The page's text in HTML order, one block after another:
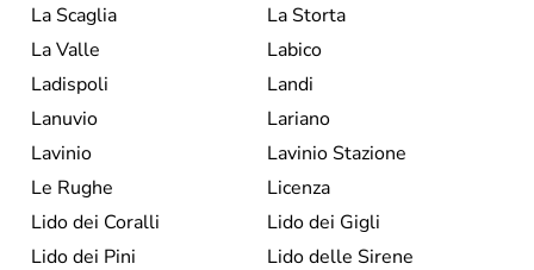
La Scaglia
La Storta
La Valle
Labico
Ladispoli
Landi
Lanuvio
Lariano
Lavinio
Lavinio Stazione
Le Rughe
Licenza
Lido dei Coralli
Lido dei Gigli
Lido dei Pini
Lido delle Sirene